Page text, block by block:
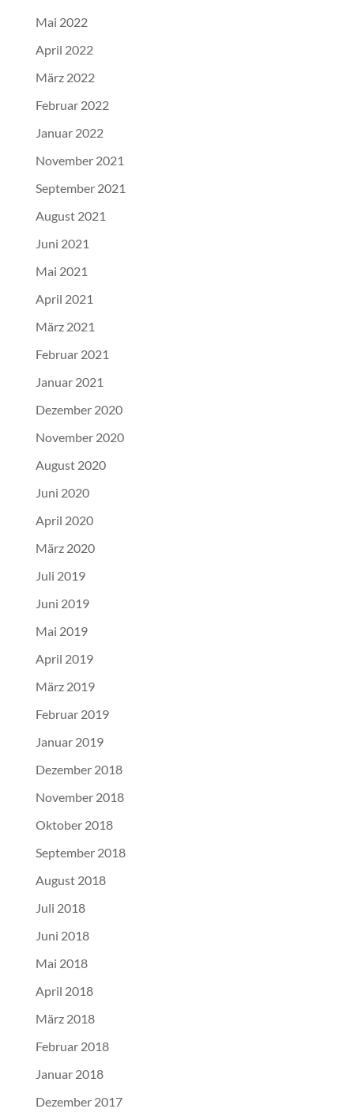
Mai 2022
April 2022
März 2022
Februar 2022
Januar 2022
November 2021
September 2021
August 2021
Juni 2021
Mai 2021
April 2021
März 2021
Februar 2021
Januar 2021
Dezember 2020
November 2020
August 2020
Juni 2020
April 2020
März 2020
Juli 2019
Juni 2019
Mai 2019
April 2019
März 2019
Februar 2019
Januar 2019
Dezember 2018
November 2018
Oktober 2018
September 2018
August 2018
Juli 2018
Juni 2018
Mai 2018
April 2018
März 2018
Februar 2018
Januar 2018
Dezember 2017